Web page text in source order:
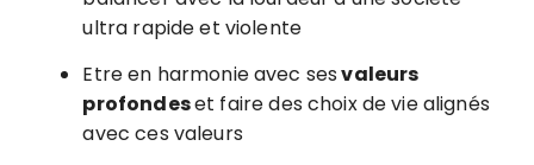
ultra rapide et violente
Etre en harmonie avec sesvaleurs
profondeset faire des choix de vie alignés
avec ces valeurs